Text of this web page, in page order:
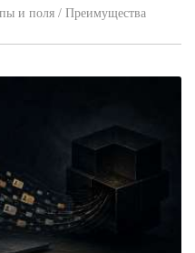
и поля / Преимущества